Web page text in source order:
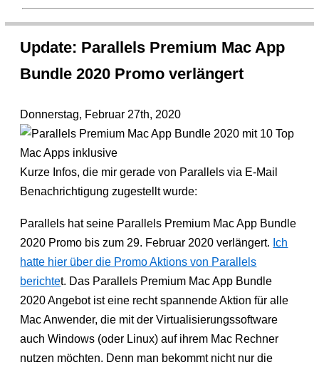
Update: Parallels Premium Mac App
Bundle 2020 Promo verlängert
Donnerstag, Februar 27th, 2020
Kurze Infos, die mir gerade von Parallels via E-Mail
Benachrichtigung zugestellt wurde:
Parallels hat seine Parallels Premium Mac App Bundle
2020 Promo bis zum 29. Februar 2020 verlängert. Ich
hatte hier über die Promo Aktions von Parallels
berichtet. Das Parallels Premium Mac App Bundle
2020 Angebot ist eine recht spannende Aktion für alle
Mac Anwender, die mit der Virtualisierungssoftware
auch Windows (oder Linux) auf ihrem Mac Rechner
nutzen möchten. Denn man bekommt nicht nur die